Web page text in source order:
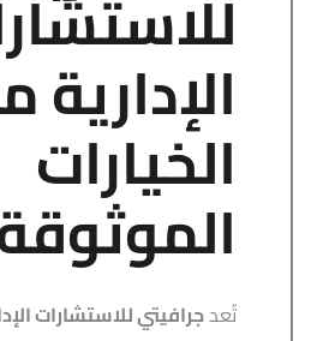
الإدارية
الخيارات
تُعدجرافيتي للاستشارات